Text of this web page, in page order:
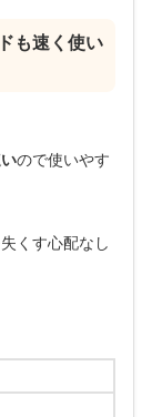
も速く使い
ので使いやす
くす心配なし